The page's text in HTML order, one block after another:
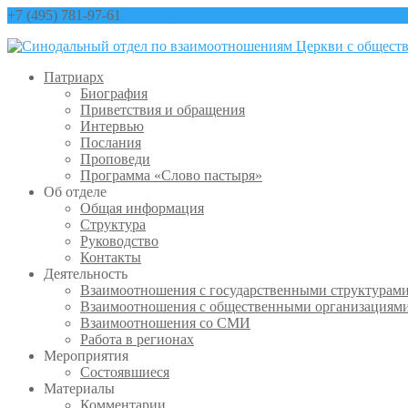
+7 (495) 781-97-61
Патриарх
Биография
Приветствия и обращения
Интервью
Послания
Проповеди
Программа «Слово пастыря»
Об отделе
Общая информация
Структура
Руководство
Контакты
Деятельность
Взаимоотношения с государственными
Взаимоотношения с общественными
Взаимоотношения со СМИ
Работа в регионах
Мероприятия
Состоявшиеся
Материалы
Комментарии